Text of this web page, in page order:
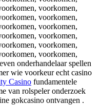
voorkomen,
voorkomen,
voorkomen,
voorkomen,
voorkomen,
voorkomen,
onderhandelaar spellen
wie voorkeur echt casino
Casino fundamentele
van rolspeler onderzoek
gokcasino ontvangen .